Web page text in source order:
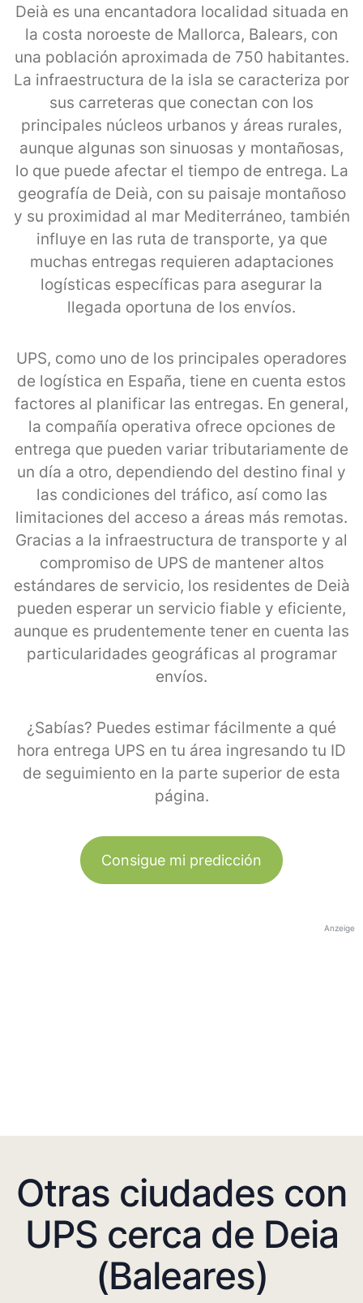
Deià es una encantadora localidad situada en
la costa noroeste de Mallorca, Balears, con
una población aproximada de 750 habitantes.
La infraestructura de la isla se caracteriza por
sus carreteras que conectan con los
principales núcleos urbanos y áreas rurales,
aunque algunas son sinuosas y montañosas,
lo que puede afectar el tiempo de entrega. La
geografía de Deià, con su paisaje montañoso
y su proximidad al mar Mediterráneo, también
influye en las ruta de transporte, ya que
muchas entregas requieren adaptaciones
logísticas específicas para asegurar la
llegada oportuna de los envíos.
UPS, como uno de los principales operadores
de logística en España, tiene en cuenta estos
factores al planificar las entregas. En general,
la compañía operativa ofrece opciones de
entrega que pueden variar tributariamente de
un día a otro, dependiendo del destino final y
las condiciones del tráfico, así como las
limitaciones del acceso a áreas más remotas.
Gracias a la infraestructura de transporte y al
compromiso de UPS de mantener altos
estándares de servicio, los residentes de Deià
pueden esperar un servicio fiable y eficiente,
aunque es prudentemente tener en cuenta las
particularidades geográficas al programar
envíos.
¿Sabías? Puedes estimar fácilmente a qué
hora entrega UPS en tu área ingresando tu ID
de seguimiento en la parte superior de esta
página.
Consigue mi predicción
Anzeige
Otras ciudades con
UPS cerca de Deia
(Baleares)